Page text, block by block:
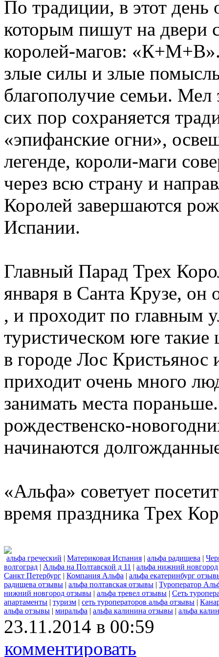
По традиции, в этот
которым пишут на двери
королей-магов:
злые силы и злые
благополучие семьи. Мел
сих пор сохраняется
«эпифанские огни»,
легенде, короли-маги
через всю страну и
Королей завершаются
Испании.
Главный Парад Трех
января в Санта Крузе, он
, и проходит по главным
туристическом юге
в городе Лос Кристьянос
приходит очень много
занимать места
рождественско-
начинаются
«Альфа» советует
время праздника Трех
альфа греческий | Материковая Испания | альфа радищева |
волгоград | Альфа на Полтавской д 11 | альфа нижний новгород
Санкт Петербург | Компания Альфа | альфа екатеринбург
радищева отзывы | альфа полтавская отзывы | Туроператор
нижний новгород отзывы | альфа тревел отзывы | Сеть
апартаменты | туризм | сеть туроператоров альфа отзывы |
альфа отзывы | миральфа | альфа калинина отзывы | альфа
23.11.2014 в 00:59
комментировать